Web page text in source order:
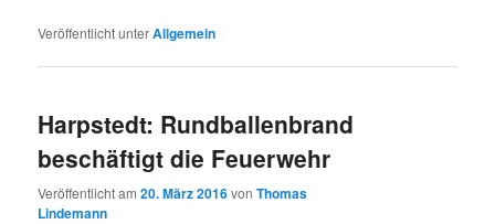
Veröffentlicht unterAllgemein
Harpstedt: Rundballenbrand
beschäftigt die Feuerwehr
Veröffentlicht am20. März 2016vonThomas
Lindemann